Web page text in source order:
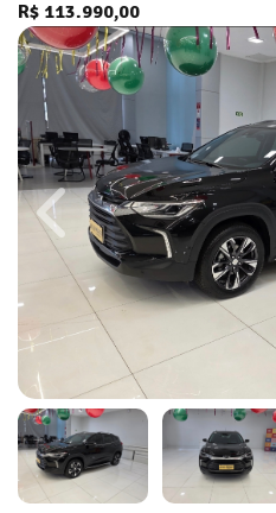
R$ 113.990,00
Previous